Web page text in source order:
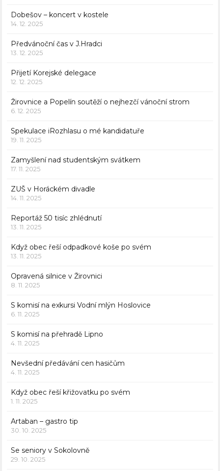
Dobešov – koncert v kostele
14. 12. 2025
Předvánoční čas v J.Hradci
13. 12. 2025
Přijetí Korejské delegace
12. 12. 2025
Žirovnice a Popelín soutěží o nejhezčí vánoční strom
6. 12. 2025
Spekulace iRozhlasu o mé kandidatuře
19. 11. 2025
Zamyšlení nad studentským svátkem
17. 11. 2025
ZUŠ v Horáckém divadle
14. 11. 2025
Reportáž 50 tisíc zhlédnutí
13. 11. 2025
Když obec řeší odpadkové koše po svém
13. 11. 2025
Opravená silnice v Žirovnici
8. 11. 2025
S komisí na exkursi Vodní mlýn Hoslovice
6. 11. 2025
S komisí na přehradě Lipno
4. 11. 2025
Nevšední předávání cen hasičům
4. 11. 2025
Když obec řeší křižovatku po svém
1. 11. 2025
Artaban – gastro tip
30. 10. 2025
Se seniory v Sokolovně
29. 10. 2025